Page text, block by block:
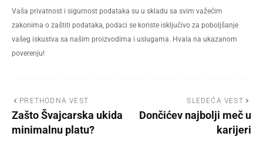
Vaša privatnost i sigurnost podataka su u skladu sa svim važećim
zakonima o zaštiti podataka, podaci se koriste isključivo za poboljšanje
vašeg iskustva sa našim proizvodima i uslugama. Hvala na ukazanom
poverenju!
PRETHODNA VEST
Zašto Švajcarska ukida
minimalnu platu?
SLEDEĆA VEST
Dončićev najbolji meč u
karijeri